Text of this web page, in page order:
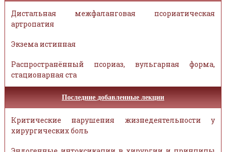
Дистальная межфаланговая псориатическая
артропатия
Экзема истинная
Распространённый псориаз, вульгарная форма,
стационарная ста
Последние добавленные лекции
Критические нарушения жизнедеятельности у
хирургических боль